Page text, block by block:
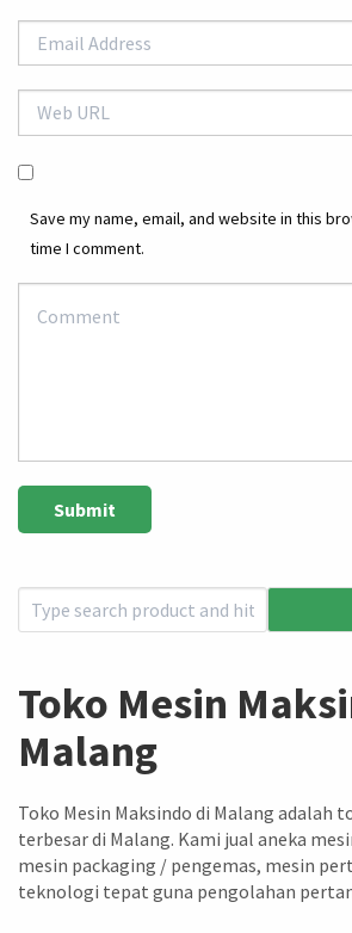
Save my name, email, and website in this
time I comment.
Toko Mesin
Malang
Toko Mesin Maksindo di Malang adalah
terbesar di Malang. Kami jual aneka
mesin packaging / pengemas, mesin
teknologi tepat guna pengolahan